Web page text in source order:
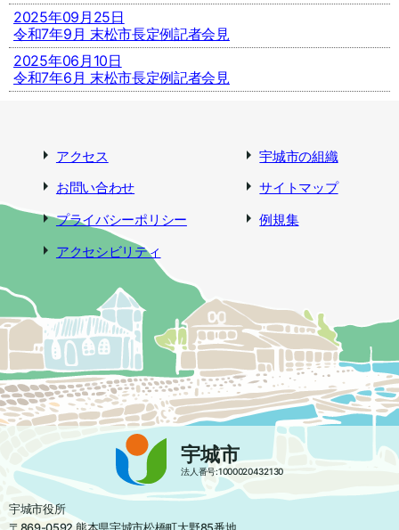
2025年09月25日
令和7年9月 末松市長定例記者会見
2025年06月10日
令和7年6月 末松市長定例記者会見
アクセス
宇城市の組織
お問い合わせ
サイトマップ
プライバシーポリシー
例規集
アクセシビリティ
宇城市
法人番号:1000020432130
宇城市役所